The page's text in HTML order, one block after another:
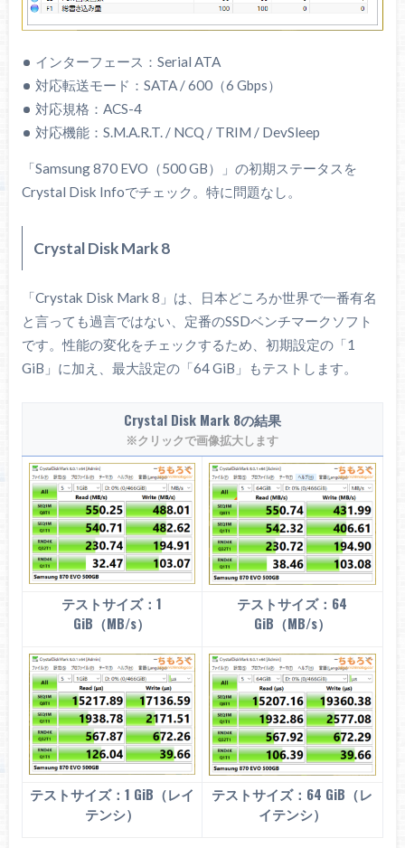
インターフェース：Serial ATA
対応転送モード：SATA / 600（6 Gbps）
対応規格：ACS-4
対応機能：S.M.A.R.T. / NCQ / TRIM / DevSleep
「Samsung 870 EVO（500 GB）」の初期ステータスを
Crystal Disk Infoでチェック。特に問題なし。
Crystal Disk Mark 8
「Crystak Disk Mark 8」は、日本どころか世界で一番有名
と言っても過言ではない、定番のSSDベンチマークソフト
です。性能の変化をチェックするため、初期設定の「1
GiB」に加え、最大設定の「64 GiB」もテストします。
Crystal Disk Mark 8の結果
※クリックで画像拡大します
テストサイズ：1
GiB（MB/s）
テストサイズ：64
GiB（MB/s）
テストサイズ：1 GiB（レイ
テンシ）
テストサイズ：64 GiB（レ
イテンシ）